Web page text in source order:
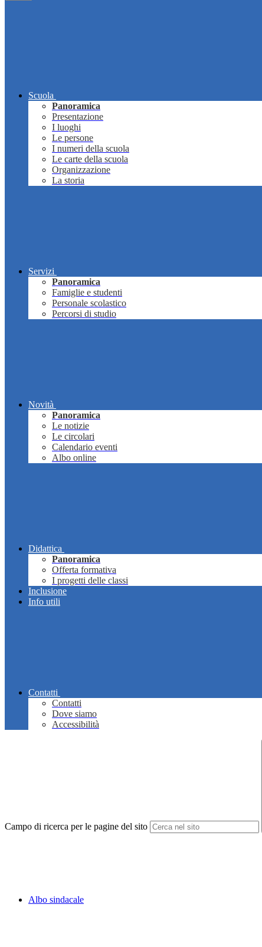
Scuola
Panoramica
Presentazione
I luoghi
Le persone
I numeri della scuola
Le carte della scuola
Organizzazione
La storia
Servizi
Panoramica
Famiglie e studenti
Personale scolastico
Percorsi di studio
Novità
Panoramica
Le notizie
Le circolari
Calendario eventi
Albo online
Didattica
Panoramica
Offerta formativa
I progetti delle classi
Inclusione
Info utili
Contatti
Contatti
Dove siamo
Accessibilità
Campo di ricerca per le pagine del sito
Albo sindacale